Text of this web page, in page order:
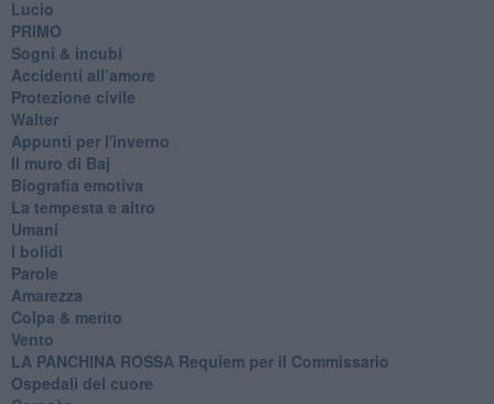
Lucio
PRIMO
Sogni & incubi
Accidenti all’amore
Protezione civile
Walter
Appunti per l'inverno
Il muro di Baj
Biografia emotiva
La tempesta e altro
Umani
I bolidi
Parole
Amarezza
Colpa & merito
Vento
​LA PANCHINA ROSSA Requiem per il Commissario
Ospedali del cuore